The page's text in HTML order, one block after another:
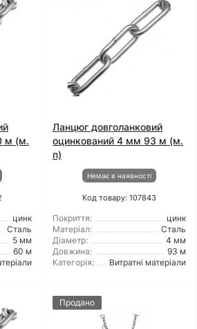
м (м.
цинк
Сталь
5 мм
60 м
Ланцюг довголанковий
оцинкований 4 мм 93 м (м.
п)
Немає в наявності
Код товару: 107843
Покриття:
цинк
Матеріал:
Сталь
Діаметр:
4 мм
Довжина:
93 м
Категорія:
Витратні матеріали
Продано